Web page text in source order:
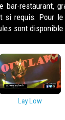
restaurant,
si requis. Pour
sont
Lay Low